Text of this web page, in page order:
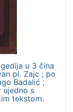
u 3 čina
pl. Zajc ; po
Badalić ;
ujedno s
tekstom.